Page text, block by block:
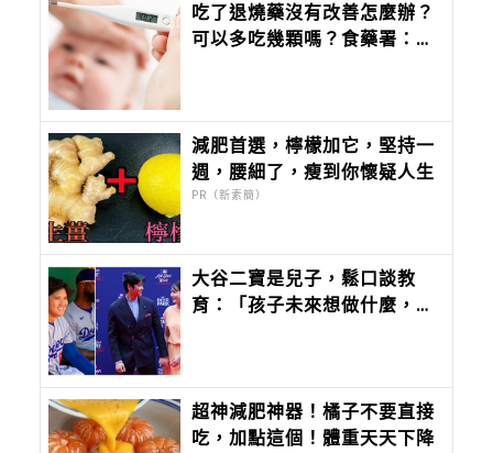
吃了退燒藥沒有改善怎麼辦？
可以多吃幾顆嗎？食藥署：退
減肥首選，檸檬加它，堅持一
週，腰細了，瘦到你懷疑人生
PR（新素簡）
大谷二寶是兒子，鬆口談教
育：「孩子未來想做什麼，應
超神減肥神器！橘子不要直接
吃，加點這個！體重天天下降